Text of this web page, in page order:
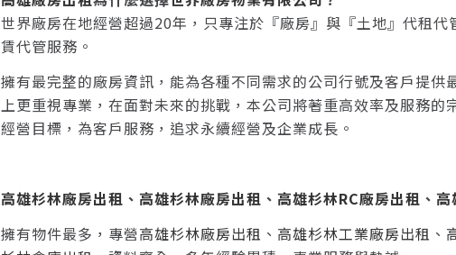
世界廠房在地經營超過20年，只專注於『廠房』與『土地』代租代
賃代管服務。
擁有最完整的廠房資訊，能為各種不同需求的公司行號及客戶提供
上更重視專業，在面對未來的挑戰，本公司將著重高效率及服務的
經營目標，為客戶服務，追求永續經營及企業成長。
高雄杉林廠房出租 、 高雄杉林廠房出租 、 高雄杉林RC廠房出租 、 高
擁有物件最多，專營高雄杉林廠房出租 、 高雄杉林工業廠房出租 、